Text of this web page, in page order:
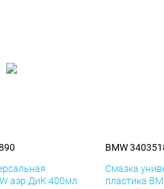
аэр ДиК 400мл
BMW
Смазка
пластика